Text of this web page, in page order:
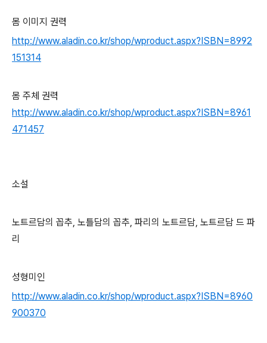
몸 이미지 권력
http://www.aladin.co.kr/shop/wproduct.aspx?ISBN=8992
151314
몸 주체 권력
http://www.aladin.co.kr/shop/wproduct.aspx?ISBN=8961
471457
소설
노트르담의 꼽추, 노틀담의 꼽추, 파리의 노트르담, 노트르담 드 파
리
성형미인
http://www.aladin.co.kr/shop/wproduct.aspx?ISBN=8960
900370